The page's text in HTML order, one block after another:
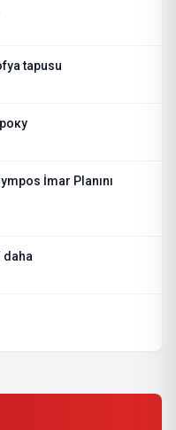
tapusu
İmar Planını
daha